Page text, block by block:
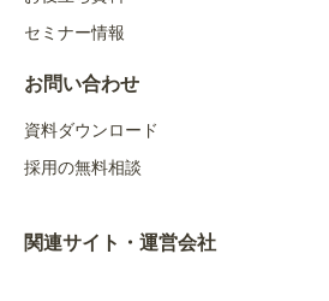
セミナー情報
お問い合わせ
資料ダウンロード
採用の無料相談
関連サイト・運営会社